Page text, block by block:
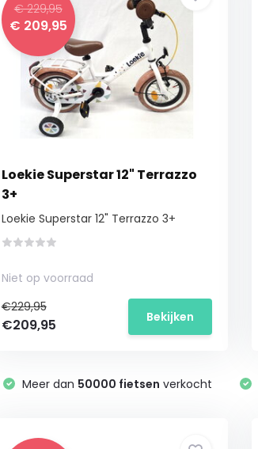
€ 229,95
€ 209,95
Loekie Superstar 12" Terrazzo
3+
Loekie Superstar 12" Terrazzo 3+
Niet op voorraad
€229,95
€209,95 Bekijken
Meer dan 50000 fietsen verkocht